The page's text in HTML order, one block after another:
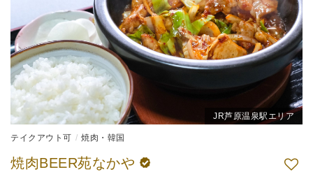
JR芦原温泉駅エリア
テイクアウト可 焼肉・韓国
焼肉BEER苑なかや